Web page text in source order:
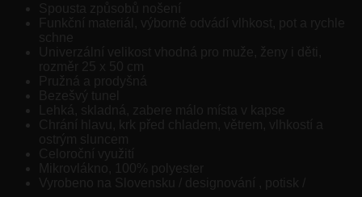
Spousta způsobů nošení
Funkční materiál, výborně odvádí vlhkost, pot a rychle
schne
Univerzální velikost vhodná pro muže, ženy i děti,
rozměr 25 x 50 cm
Pružná a prodyšná
Bezešvý tunel
Lehká, skladná, zabere málo místa v kapse
Chrání hlavu, krk před chladem, větrem, vlhkostí a
ostrým sluncem
Celoroční využití
Mikrovlákno, 100% polyester
Vyrobeno na Slovensku / designování , potisk /